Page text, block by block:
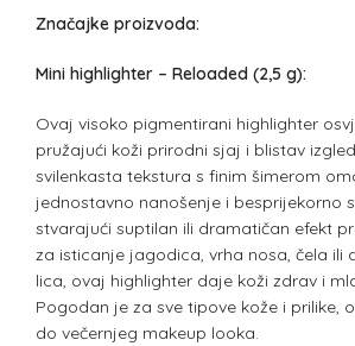
Značajke proizvoda:
Mini highlighter – Reloaded (2,5 g):
Ovaj visoko pigmentirani highlighter
pružajući koži prirodni sjaj i blistav
svilenkasta tekstura s finim šimerom
jednostavno nanošenje i besprijekorno
stvarajući suptilan ili dramatičan efekt
za isticanje jagodica, vrha nosa, čela ili
lica, ovaj highlighter daje koži zdrav i
Pogodan je za sve tipove kože i prilike,
do večernjeg makeup looka.